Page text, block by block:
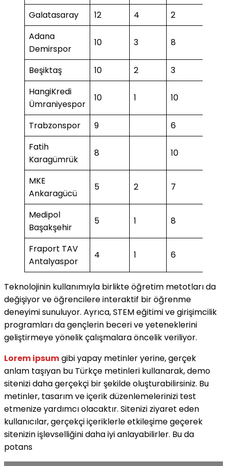
Galatasaray
12 4 2
Adana
Demirspor
10 3 8
Beşiktaş 10 2 3
HangiKredi
Ümraniyespor
10 1 10
Trabzonspor 9
6
Fatih
Karagümrük
8 10
MKE
Ankaragücü
5 2 7
Medipol
Başakşehir
5 1 8
Fraport TAV
Antalyaspor
4 1 6
Teknolojinin kullanımıyla birlikte öğretim metotları da
değişiyor ve öğrencilere interaktif bir öğrenme
deneyimi sunuluyor. Ayrıca, STEM eğitimi ve girişimcilik
programları da gençlerin beceri ve yeteneklerini
geliştirmeye yönelik çalışmalara öncelik veriliyor.
Lorem ipsumgibi yapay metinler yerine, gerçek
anlam taşıyan bu Türkçe metinleri kullanarak, demo
sitenizi daha gerçekçi bir şekilde oluşturabilirsiniz. Bu
metinler, tasarım ve içerik düzenlemelerinizi test
etmenize yardımcı olacaktır. Sitenizi ziyaret eden
kullanıcılar, gerçekçi içeriklerle etkileşime geçerek
sitenizin işlevselliğini daha iyi anlayabilirler. Bu da
potans